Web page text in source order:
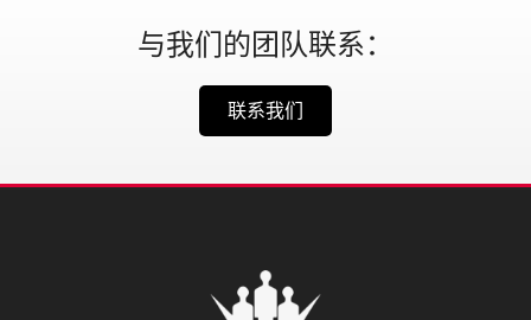
与我们的团队联系：
联系我们